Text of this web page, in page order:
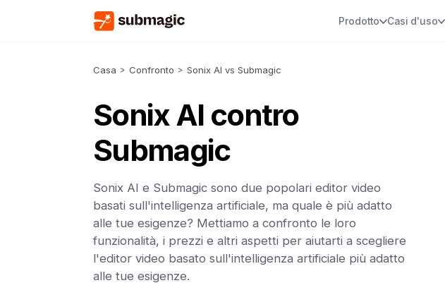
Prodotto Casi d'uso
Casa > Confronto > Sonix AI vs Submagic
Sonix AI contro
Submagic
Sonix AI e Submagic sono due popolari editor video
basati sull'intelligenza artificiale, ma quale è più adatto
alle tue esigenze? Mettiamo a confronto le loro
funzionalità, i prezzi e altri aspetti per aiutarti a scegliere
l'editor video basato sull'intelligenza artificiale più adatto
alle tue esigenze.